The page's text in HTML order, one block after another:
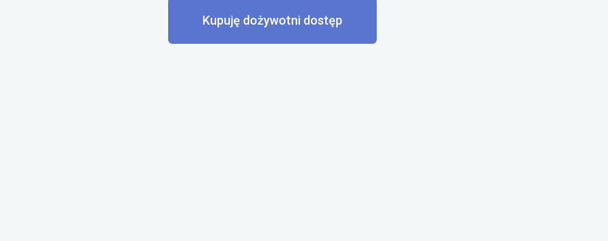
Kupuję dożywotni dostęp